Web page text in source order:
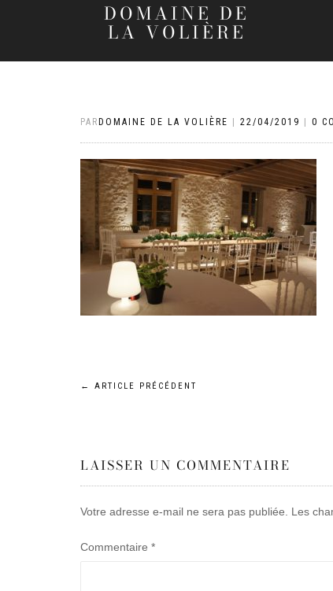
DOMAINE DE
LA VOLIÈRE
PAR DOMAINE DE LA VOLIÈRE 22/04/2019 0
Navigation
l’article
← ARTICLE PRÉCÉDENT
LAISSER UN COMMENTAIRE
Votre adresse e-mail ne sera pas publiée. Les
Commentaire *